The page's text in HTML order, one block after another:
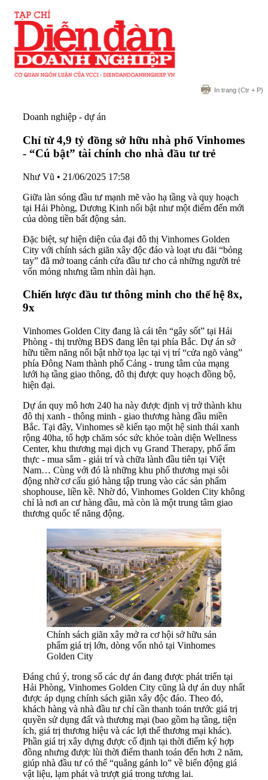
In trang (Ctr + P)
Doanh nghiệp - dự án
Chỉ từ 4,9 tỷ đồng sở hữu nhà phố Vinhomes
- “Cú bật” tài chính cho nhà đầu tư trẻ
Như Vũ • 21/06/2025 17:58
Giữa làn sóng đầu tư mạnh mẽ vào hạ tầng và quy hoạch
tại Hải Phòng, Dương Kinh nổi bật như một điểm đến mới
của dòng tiền bất động sản.
Đặc biệt, sự hiện diện của đại đô thị Vinhomes Golden
City với chính sách giãn xây độc đáo và loạt ưu đãi “bỏng
tay” đã mở toang cánh cửa đầu tư cho cả những người trẻ
vốn mỏng nhưng tầm nhìn dài hạn.
Chiến lược đầu tư thông minh cho thế hệ 8x,
9x
Vinhomes Golden City đang là cái tên “gây sốt” tại Hải
Phòng - thị trường BĐS đang lên tại phía Bắc. Dự án sở
hữu tiềm năng nổi bật nhờ tọa lạc tại vị trí “cửa ngõ vàng”
phía Đông Nam thành phố Cảng - trung tâm của mạng
lưới hạ tầng giao thông, đô thị được quy hoạch đồng bộ,
hiện đại.
Dự án quy mô hơn 240 ha này được định vị trở thành khu
đô thị xanh - thông minh - giao thương hàng đầu miền
Bắc. Tại đây, Vinhomes sẽ kiến tạo một hệ sinh thái xanh
rộng 40ha, tổ hợp chăm sóc sức khỏe toàn diện Wellness
Center, khu thương mại dịch vụ Grand Therapy, phố ẩm
thực - mua sắm - giải trí và chữa lành đầu tiên tại Việt
Nam… Cùng với đó là những khu phố thương mại sôi
động nhờ cơ cấu giỏ hàng tập trung vào các sản phẩm
shophouse, liền kề. Nhờ đó, Vinhomes Golden City không
chỉ là nơi an cư hàng đầu, mà còn là một trung tâm giao
thương quốc tế năng động.
Chính sách giãn xây mở ra cơ hội sở hữu sản
phẩm giá trị lớn, dòng vốn nhỏ tại Vinhomes
Golden City
Đáng chú ý, trong số các dự án đang được phát triển tại
Hải Phòng, Vinhomes Golden City cũng là dự án duy nhất
được áp dụng chính sách giãn xây độc đáo. Theo đó,
khách hàng và nhà đầu tư chỉ cần thanh toán trước giá trị
quyền sử dụng đất và thương mại (bao gồm hạ tầng, tiện
ích, giá trị thương hiệu và các lợi thế thương mại khác).
Phần giá trị xây dựng được cố định tại thời điểm ký hợp
đồng nhưng được lùi thời điểm thanh toán đến hơn 2 năm,
giúp nhà đầu tư có thể “quẳng gánh lo” về biến động giá
vật liệu, lạm phát và trượt giá trong tương lai.